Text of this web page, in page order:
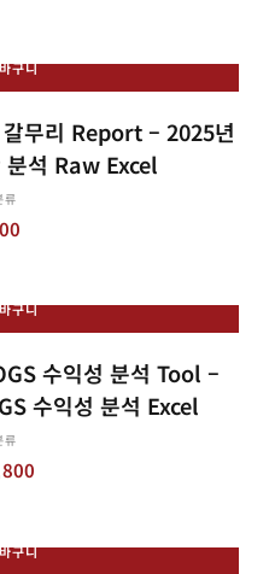
구니
무리 Report – 2025년
분석 Raw Excel
류
구니
수익성 분석 Tool –
수익성 분석 Excel
류
구니